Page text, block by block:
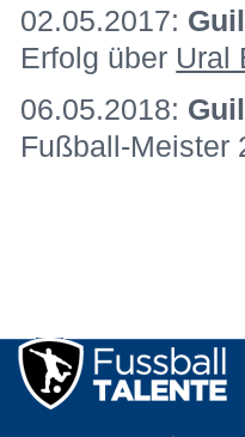
02.05.2017:
Erfolg über Ural
06.05.2018:
Fußball-Meister